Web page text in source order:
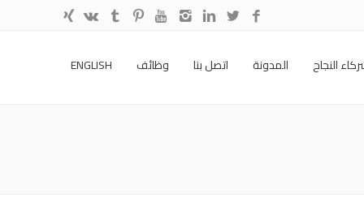
النجاح المدونة اتصل بنا وظائف ENGLISH